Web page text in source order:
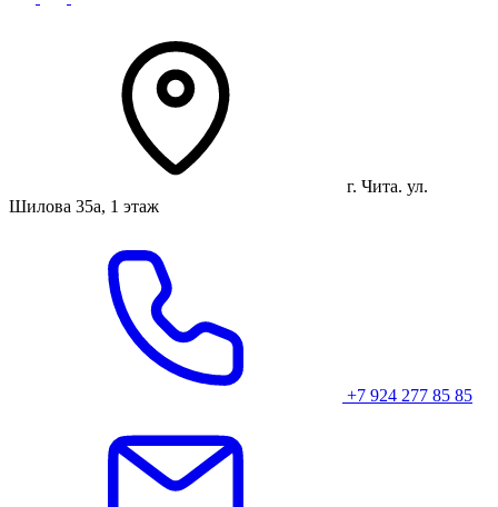
г. Чита. ул.
Шилова 35а, 1 этаж
+7 924 277 85 85